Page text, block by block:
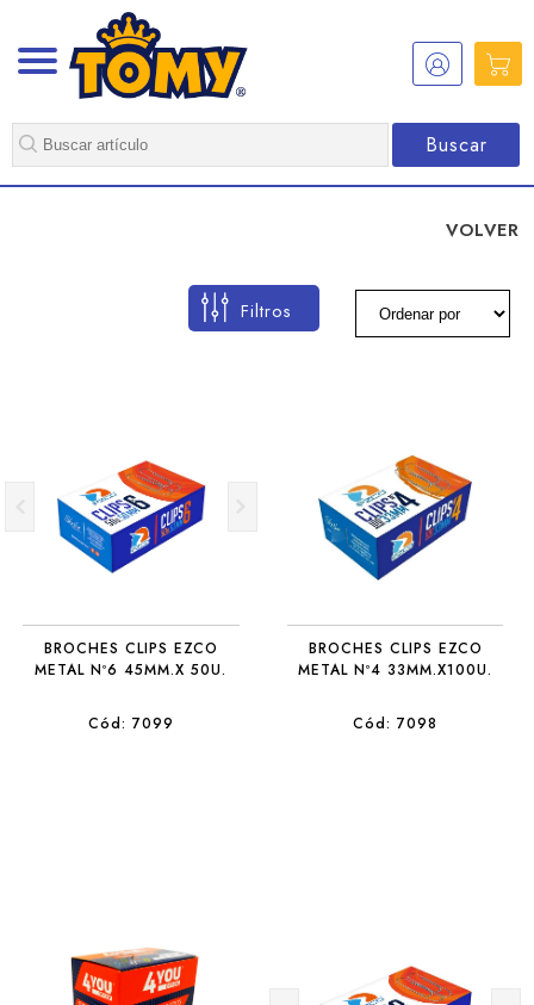
Buscar
VOLVER
Filtros
BROCHES CLIPS EZCO
METAL Nº6 45MM.X 50U.
Cód: 7099
BROCHES CLIPS EZCO
METAL Nº4 33MM.X100U.
Cód: 7098